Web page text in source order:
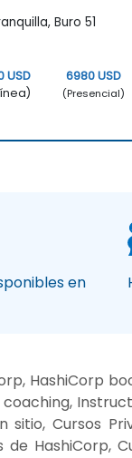
Buro 51
USD
6980 USD
(Presencial)
en
HashiCorp
Cursos
HashiCorp,